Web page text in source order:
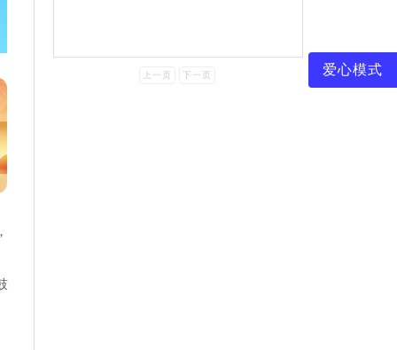
上一页 下一页 爱心模式